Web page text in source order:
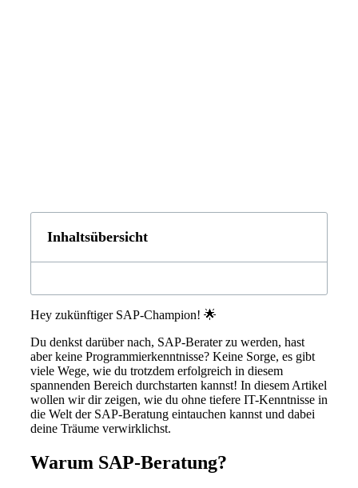
Inhaltsübersicht
Hey zukünftiger SAP-Champion! 🌟
Du denkst darüber nach, SAP-Berater zu werden, hast
aber keine Programmierkenntnisse? Keine Sorge, es gibt
viele Wege, wie du trotzdem erfolgreich in diesem
spannenden Bereich durchstarten kannst! In diesem Artikel
wollen wir dir zeigen, wie du ohne tiefere IT-Kenntnisse in
die Welt der SAP-Beratung eintauchen kannst und dabei
deine Träume verwirklichst.
Warum SAP-Beratung?